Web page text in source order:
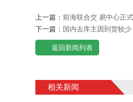
上一篇： 前海联合交 易中心正
下一篇： 国内去库主因到货较
返回新闻列表
相关新闻